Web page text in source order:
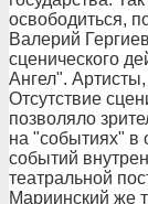
освободиться,
Валерий
сценического
Ангел".
Отсутствие
позволяло
на "событиях" в
событий
театральной
Мариинский же